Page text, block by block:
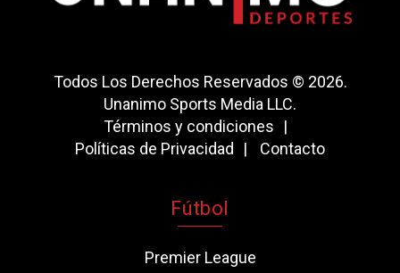
Todos Los Derechos Reservados © 2026.
Unanimo Sports Media LLC.
Términos y condiciones
Políticas de Privacidad
Contacto
Fútbol
Premier League